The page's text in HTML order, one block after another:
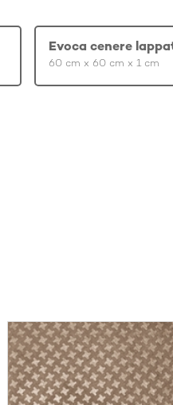
Evoca cenere
60 cm x 60 cm x 1 cm